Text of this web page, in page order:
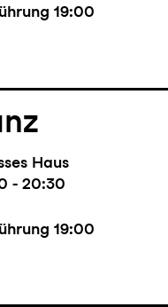
19:00
Haus
- 20:30
19:00